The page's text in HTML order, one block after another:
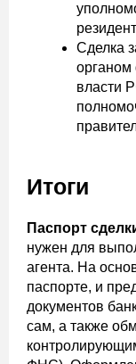
Сделка
органом
власти
Итоги
Паспорт
нужен для
агента. На
паспорте, и
документов
сам, а также